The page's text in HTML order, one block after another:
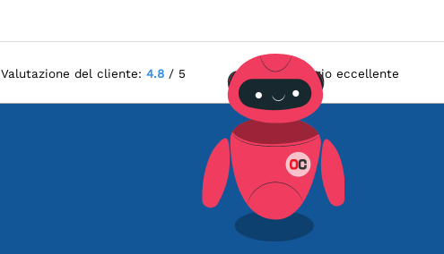
Valutazione del cliente: 4.8/ 5 Servizio eccellente